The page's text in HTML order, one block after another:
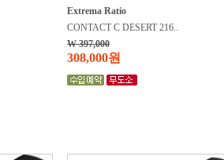
Extrema Ratio
CONTACT C DESERT 216..
W 397,000
308,000원